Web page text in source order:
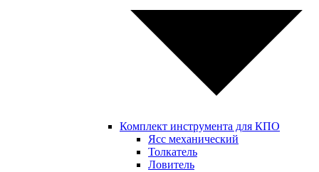
Комплект инструмента для КПО
Ясс механический
Толкатель
Ловитель